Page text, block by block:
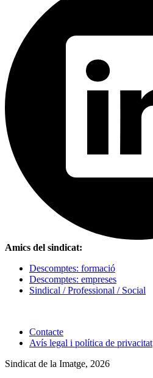
Amics del sindicat:
Descomptes: formació
Descomptes: empreses
Sindical / Professional / Social
Contacte
Avís legal i política de privacitat
Sindicat de la Imatge, 2026